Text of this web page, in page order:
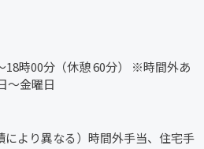
18時00分（休憩 60分） ※時間外あ
～金曜日
より異なる）時間外手当、住宅手